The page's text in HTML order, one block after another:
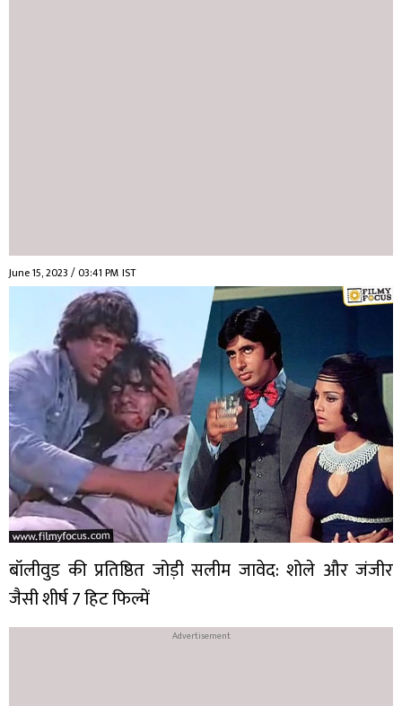
June 15, 2023 / 03:41 PM IST
बॉलीवुड की प्रतिष्ठित जोड़ी सलीम जावेद: शोले और जंजीर
जैसी शीर्ष 7 हिट फिल्में